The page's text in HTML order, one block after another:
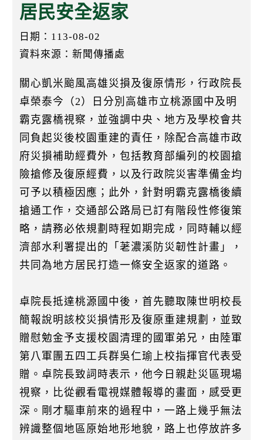
居民安全返家
日期：113-08-02
資料來源：新聞傳播處
關心凱米颱風高雄災損及復原情形，行政院長
卓榮泰今（2）日分別高雄市立桃源國中及明
霸克露橋視察，並強調中央、地方及學校會共
同負起災後校園重建的責任，除配合高雄市政
府災損補助經費外，包括教育部編列的校園搶
險搶修及復原經費，以及行政院災害準備金均
可予以積極因應；此外，針對明霸克露橋後續
搶通工作，交通部公路局已訂有階段性修復策
略，請務必依規劃時程如期完成，同時輔以經
濟部水利署提出的「荖濃溪防災韌性計畫」，
共同為地方居民打造一條安全返家的道路。
卓院長抵達桃源國中後，首先聽取陳世明校長
簡報說明該校災損情形及復原重建規劃，並致
贈慰勉金予支援校園清理的國軍弟兄，由陸軍
第八軍團五四工兵群吳仁瑜上校指揮官代表受
贈。卓院長致詞時表示，他今日親赴災區現場
視察，比從觀看電視媒體報導的畫面，感受更
深。剛才驅車前來的過程中，一路上幾乎無法
辨識整個地區原始地形地貌，路上也停放許多